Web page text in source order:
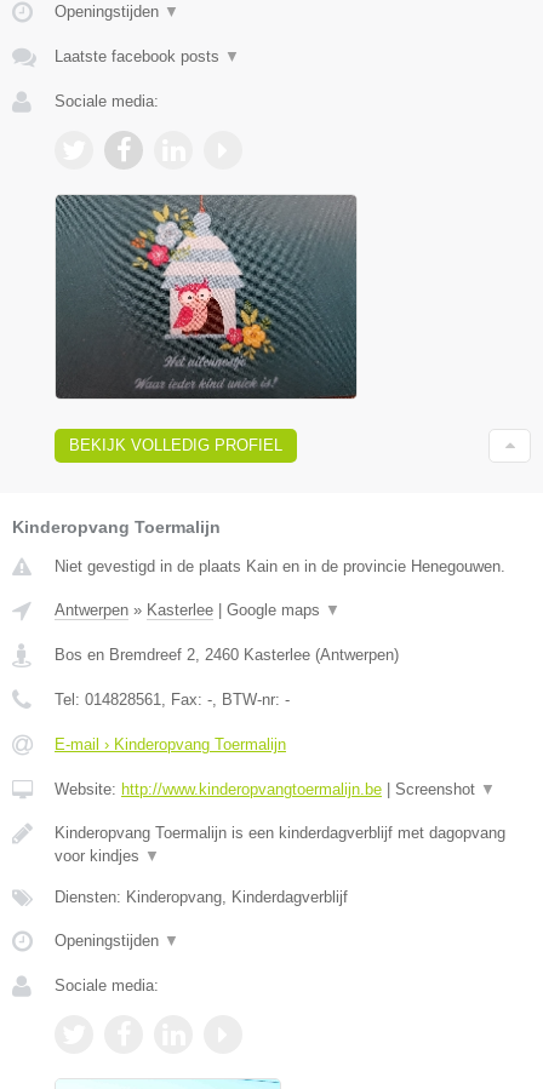
Openingstijden ▼
Laatste facebook posts ▼
Sociale media:
BEKIJK VOLLEDIG PROFIEL
Kinderopvang Toermalijn
Niet gevestigd in de plaats Kain en in de provincie Henegouwen.
Antwerpen » Kasterlee Google maps ▼
Bos en Bremdreef 2, 2460 Kasterlee (Antwerpen)
Tel: 014828561, Fax: -, BTW-nr: -
E-mail › Kinderopvang Toermalijn
Website: http://www.kinderopvangtoermalijn.be Screenshot ▼
Kinderopvang Toermalijn is een kinderdagverblijf met dagopvang
voor kindjes ▼
Diensten: Kinderopvang, Kinderdagverblijf
Openingstijden ▼
Sociale media: